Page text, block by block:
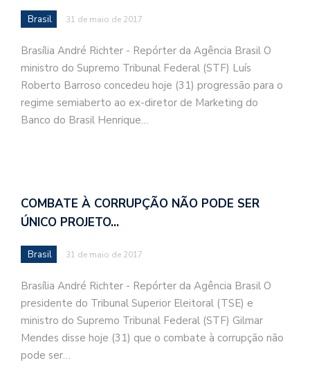
Brasil 31 de maio de 2017
Brasília André Richter - Repórter da Agência Brasil O
ministro do Supremo Tribunal Federal (STF) Luís
Roberto Barroso concedeu hoje (31) progressão para o
regime semiaberto ao ex-diretor de Marketing do
Banco do Brasil Henrique…
COMBATE À CORRUPÇÃO NÃO PODE SER
ÚNICO PROJETO…
Brasil 31 de maio de 2017
Brasília André Richter - Repórter da Agência Brasil O
presidente do Tribunal Superior Eleitoral (TSE) e
ministro do Supremo Tribunal Federal (STF) Gilmar
Mendes disse hoje (31) que o combate à corrupção não
pode ser…